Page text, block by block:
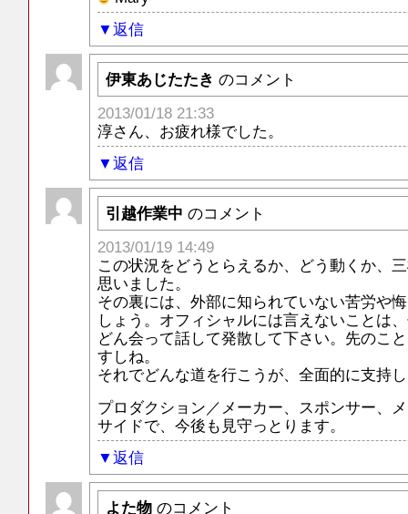
返信
伊東あじたたき のコメント
2013/01/18 21:33
淳さん、お疲れ様でした。
返信
引越作業中 のコメント
2013/01/19 14:49
この状況をどうとらえるか、どう動くか、
思いました。
その裏には、外部に知られていない苦労や
しょう。オフィシャルには言えないことは
どん会って話して発散して下さい。先のこ
すしね。
それでどんな道を行こうが、全面的に支持
プロダクション／メーカー、スポンサー、
サイドで、今後も見守っとります。
返信
よた物 のコメント